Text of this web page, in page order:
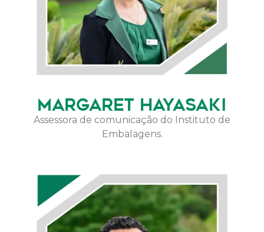
MARGARET HAYASAKI
Assessora de comunicação do Instituto de
Embalagens.